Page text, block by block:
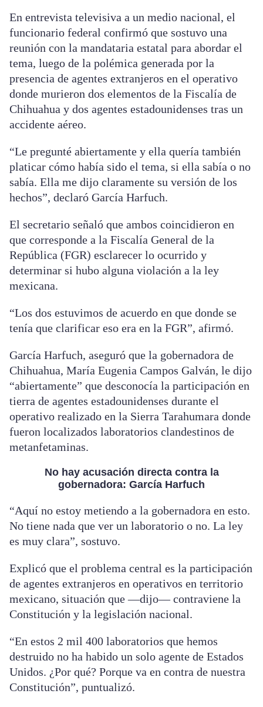
En entrevista televisiva a un medio nacional, el
funcionario federal confirmó que sostuvo una
reunión con la mandataria estatal para abordar el
tema, luego de la polémica generada por la
presencia de agentes extranjeros en el operativo
donde murieron dos elementos de la Fiscalía de
Chihuahua y dos agentes estadounidenses tras un
accidente aéreo.
“Le pregunté abiertamente y ella quería también
platicar cómo había sido el tema, si ella sabía o no
sabía. Ella me dijo claramente su versión de los
hechos”, declaró García Harfuch.
El secretario señaló que ambos coincidieron en
que corresponde a la Fiscalía General de la
República (FGR) esclarecer lo ocurrido y
determinar si hubo alguna violación a la ley
mexicana.
“Los dos estuvimos de acuerdo en que donde se
tenía que clarificar eso era en la FGR”, afirmó.
García Harfuch, aseguró que la gobernadora de
Chihuahua, María Eugenia Campos Galván, le dijo
“abiertamente” que desconocía la participación en
tierra de agentes estadounidenses durante el
operativo realizado en la Sierra Tarahumara donde
fueron localizados laboratorios clandestinos de
metanfetaminas.
No hay acusación directa contra la
gobernadora: García Harfuch
“Aquí no estoy metiendo a la gobernadora en esto.
No tiene nada que ver un laboratorio o no. La ley
es muy clara”, sostuvo.
Explicó que el problema central es la participación
de agentes extranjeros en operativos en territorio
mexicano, situación que —dijo— contraviene la
Constitución y la legislación nacional.
“En estos 2 mil 400 laboratorios que hemos
destruido no ha habido un solo agente de Estados
Unidos. ¿Por qué? Porque va en contra de nuestra
Constitución”, puntualizó.